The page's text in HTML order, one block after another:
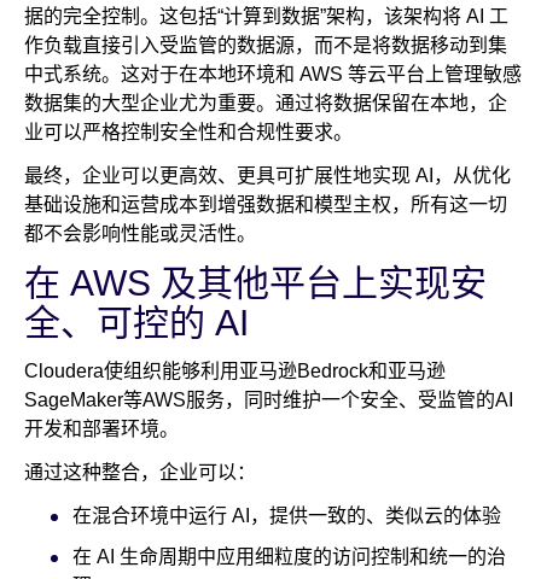
据的完全控制。这包括“计算到数据”架构，该架构将 AI 工
作负载直接引入受监管的数据源，而不是将数据移动到集
中式系统。这对于在本地环境和 AWS 等云平台上管理敏感
数据集的大型企业尤为重要。通过将数据保留在本地，企
业可以严格控制安全性和合规性要求。
最终，企业可以更高效、更具可扩展性地实现 AI，从优化
基础设施和运营成本到增强数据和模型主权，所有这一切
都不会影响性能或灵活性。
在 AWS 及其他平台上实现安
全、可控的 AI
Cloudera使组织能够利用亚马逊Bedrock和亚马逊
SageMaker等AWS服务，同时维护一个安全、受监管的AI
开发和部署环境。
通过这种整合，企业可以：
在混合环境中运行 AI，提供一致的、类似云的体验
在 AI 生命周期中应用细粒度的访问控制和统一的治